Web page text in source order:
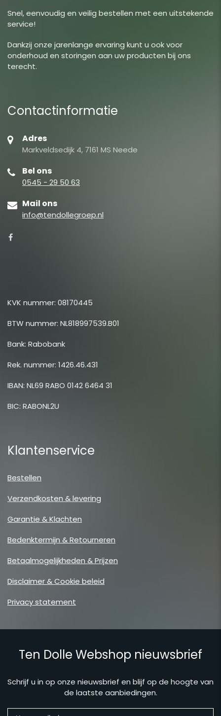
Snel, eenvoudig en veilig bestellen met een uitstekende
service!
Dankzij onze jarenlange ervaring kunt u ook voor
onderhoud en storingen aan uw producten bij ons
terecht.
Contactinformatie
Adres
Markveldsedijk 4, 7161 MS Neede
Bel ons
0545 - 29 50 63
Mail ons
info@tendollegroep.nl
KVK nummer: 08170445
BTW nummer: NL818997539.B01
Bank: Rabobank
Rek. nummer: 1426.46.431
IBAN: NL69 RABO 0142 6464 31
BIC: RABONL2U
Klantenservice
Bestellen
Verzendkosten & levering
Garantie & Klachten
Bedenktermijn & Retourneren
Betaalmogelijkheden & Prijzen
Disclaimer & Cookie beleid
Privacy statement
Ten Dolle Webshop nieuwsbrief
Schrijf u in op onze nieuwsbrief en blijf op de hoogte van
de laatste aanbiedingen.